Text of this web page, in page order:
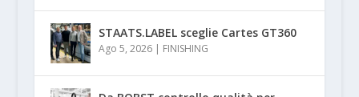
STAATS.LABEL sceglie Cartes GT360
Ago 5, 2026| FINISHING